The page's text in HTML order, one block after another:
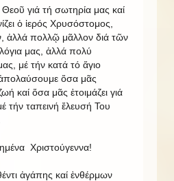
γιά τή σωτηρία μας καί
ὁ ἱερός Χρυσόστομος,
ἀλλά πολλῷ μᾶλλον διά τῶν
μας, ἀλλά πολύ
μέ τήν κατά τό ἅγιο
ὅσα μᾶς
καί ὅσα μᾶς ἐτοιμάζει γιά
τήν ταπεινή ἔλευσή Του
Χριστούγεννα!
ἀγάπης καί ἐνθέρμων